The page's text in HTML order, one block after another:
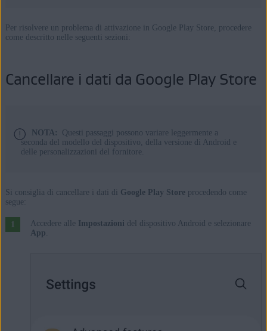
Per risolvere un problema di attivazione in Google Play Store, procedere
come descritto nelle seguenti sezioni:
Cancellare i dati da Google Play Store
NOTA:
Questi passaggi possono variare leggermente a
seconda del modello del dispositivo, della versione di Android e
delle personalizzazioni del fornitore.
Si consiglia di cancellare i dati di Google Play Storeprocedendo come
segue:
Accedere alle Impostazioni del dispositivo Android e selezionare
App.